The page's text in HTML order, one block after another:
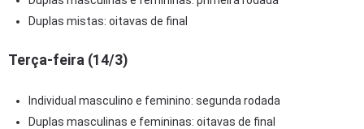
Duplas mistas: oitavas de final
Terça-feira (14/3)
Individual masculino e feminino: segunda rodada
Duplas masculinas e femininas: oitavas de final